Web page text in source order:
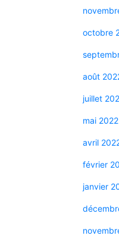
octobre
août
juillet
mai 2022
avril
février
janvier